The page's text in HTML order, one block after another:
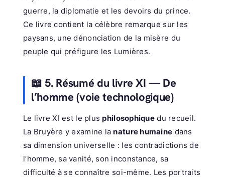
guerre, la diplomatie et les devoirs du prince.
Ce livre contient la célèbre remarque sur les
paysans, une dénonciation de la misère du
peuple qui préfigure les Lumières.
📖 5. Résumé du livre XI — De
l’homme (voie technologique)
Le livre XI est le plusphilosophiquedu recueil.
La Bruyère y examine lanature humaine dans
sa dimension universelle : les contradictions de
l’homme, sa vanité, son inconstance, sa
difficulté à se connaître soi-même. Les portraits